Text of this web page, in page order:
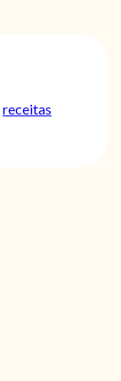
receitas